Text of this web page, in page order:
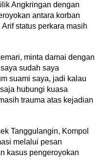
Angkringan dengan
antara korban
status perkara masih
minta damai dengan
sudah saya
suami saya, jadi kalau
hubungi kuasa
trauma atas kejadian
Tanggulangin, Kompol
melalui pesan
kasus pengeroyokan